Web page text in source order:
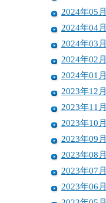
2024年05月
2024年04月
2024年03月
2024年02月
2024年01月
2023年12月
2023年11月
2023年10月
2023年09月
2023年08月
2023年07月
2023年06月